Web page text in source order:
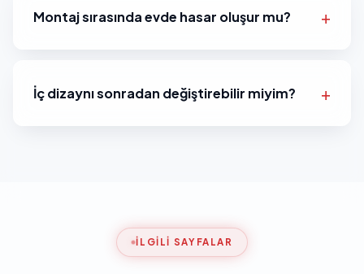
Montaj sırasında evde hasar oluşur mu?
İç dizaynı sonradan değiştirebilir miyim?
İLGILI SAYFALAR